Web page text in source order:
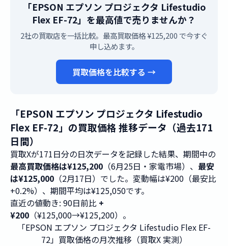
「EPSON エプソン プロジェクタ Lifestudio
Flex EF-72」を最高値で売りませんか？
2社の買取店を一括比較。最高買取価格 ¥125,200 で今すぐ
申し込めます。
買取価格を比較する →
「EPSON エプソン プロジェクタ Lifestudio
Flex EF-72」の買取価格 推移データ（過去171
日間）
買取Xが171日分の日次データを記録した結果、期間中の
最高買取価格は¥125,200 （6月25日・家電市場）、 最安
は¥125,000 （2月17日）でした。変動幅は¥200（最安比
+0.2%）、期間平均は¥125,050です。
直近の値動き: 90日前比 +
¥200 （¥125,000→¥125,200）。
「EPSON エプソン プロジェクタ Lifestudio Flex EF-
72」買取価格の月次推移（買取X 実測）